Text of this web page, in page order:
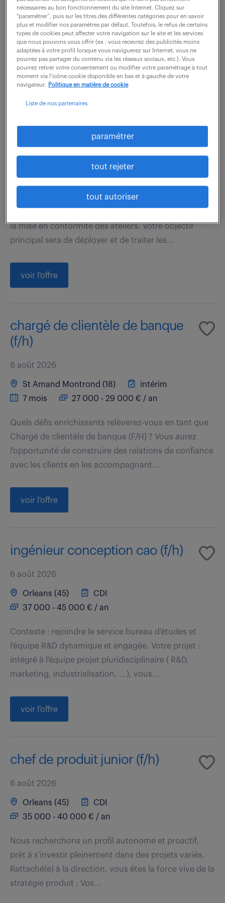
Premise" vers le Cloud (GCP). Vous étudiez...
voir l'offre
technicien méthodes – sécurité
Rattaché(e) aux équipes Méthodes Lignes et
la mise en conformité des ateliers. Votre objectif
principal sera de déployer et de traiter les...
voir l'offre
chargé de clientèle de banque
(f/h)
6 août 2026
St Amand Montrond (18)
intérim
7 mois
27 000 - 29 000 € / an
Quels défis enrichissants relèverez-vous en tant que
Chargé de clientèle de banque (F/H) ? Vous aurez
l'opportunité de construire des relations de confiance
avec les clients en les accompagnant...
voir l'offre
ingénieur conception cao (f/h)
6 août 2026
Orleans (45)
CDI
37 000 - 45 000 € / an
Contexte : rejoindre le service bureau d'études et
l'équipe R&D dynamique et engagée. Votre projet :
intégré à l'équipe projet pluridisciplinaire ( R&D,
marketing, industrialisation, ...), vous...
voir l'offre
chef de produit junior (f/h)
6 août 2026
Orleans (45)
CDI
35 000 - 40 000 € / an
Nous recherchons un profil autonome et proactif,
prêt à s'investir pleinement dans des projets variés.
Rattaché(e) à la direction, vous êtes la force vive de la
stratégie produit : Vos...
nécessaires au bon fonctionnement du site Internet. Cliquez sur
“paramétrer”, puis sur les titres des différentes catégories pour en savoir
plus et modifier nos paramètres par défaut. Toutefois, le refus de certains
types de cookies peut affecter votre navigation sur le site et les services
que nous pouvons vous offrir (ex : vous recevrez des publicités moins
adaptées à votre profil lorsque vous naviguerez sur Internet, vous ne
pourrez pas partager du contenu via les réseaux sociaux, etc.). Vous
pourrez retirer votre consentement ou modifier votre paramétrage à tout
moment via l’icône cookie disponible en bas et à gauche de votre
navigateur.
Politique en matière de cookie
Liste de nos partenaires
paramétrer
tout rejeter
tout autoriser